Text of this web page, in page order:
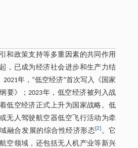
和政策支持等多重因素的共同作用
，已成为经济社会进步和生产力结
2021年，“低空经济”首次写入《国家
要》；2023年，低空经济被列入战
低空经济正式上升为国家战略。低
无人驾驶航空器低空飞行活动为牵
融合发展的综合性经济形态[2] 。它
空领域，还包括无人机产业等新兴